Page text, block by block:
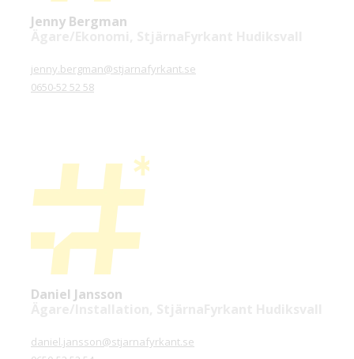
Jenny Bergman
jenny.bergman@stjarnafyrkant.se
0650-52 52 58
Daniel Jansson
daniel.jansson@stjarnafyrkant.se